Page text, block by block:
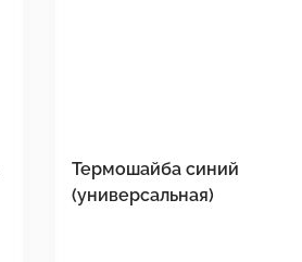
Термошайба синий
(универсальная)